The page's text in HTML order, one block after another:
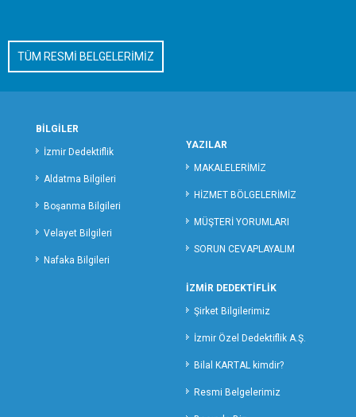
MALATYA ÖZEL DEDEKTİFLİK
MARDİN ÖZEL DEDEKTİFLİK
NEVŞEHİR ÖZEL DEDEKTİFLİK
NİĞDE ÖZEL DEDEKTİFLİK
ORDU ÖZEL DEDEKTİFLİK
TÜM RESMİ BELGELERİMİZ
BİLGİLER
İzmir Dedektiflik
Aldatma Bilgileri
Boşanma Bilgileri
Velayet Bilgileri
Nafaka Bilgileri
YAZILAR
MAKALELERİMİZ
HİZMET BÖLGELERİMİZ
MÜŞTERİ YORUMLARI
SORUN CEVAPLAYALIM
İZMİR DEDEKTİFLİK
Şirket Bilgilerimiz
İzmir Özel Dedektiflik A.Ş.
Bilal KARTAL kimdir?
Resmi Belgelerimiz